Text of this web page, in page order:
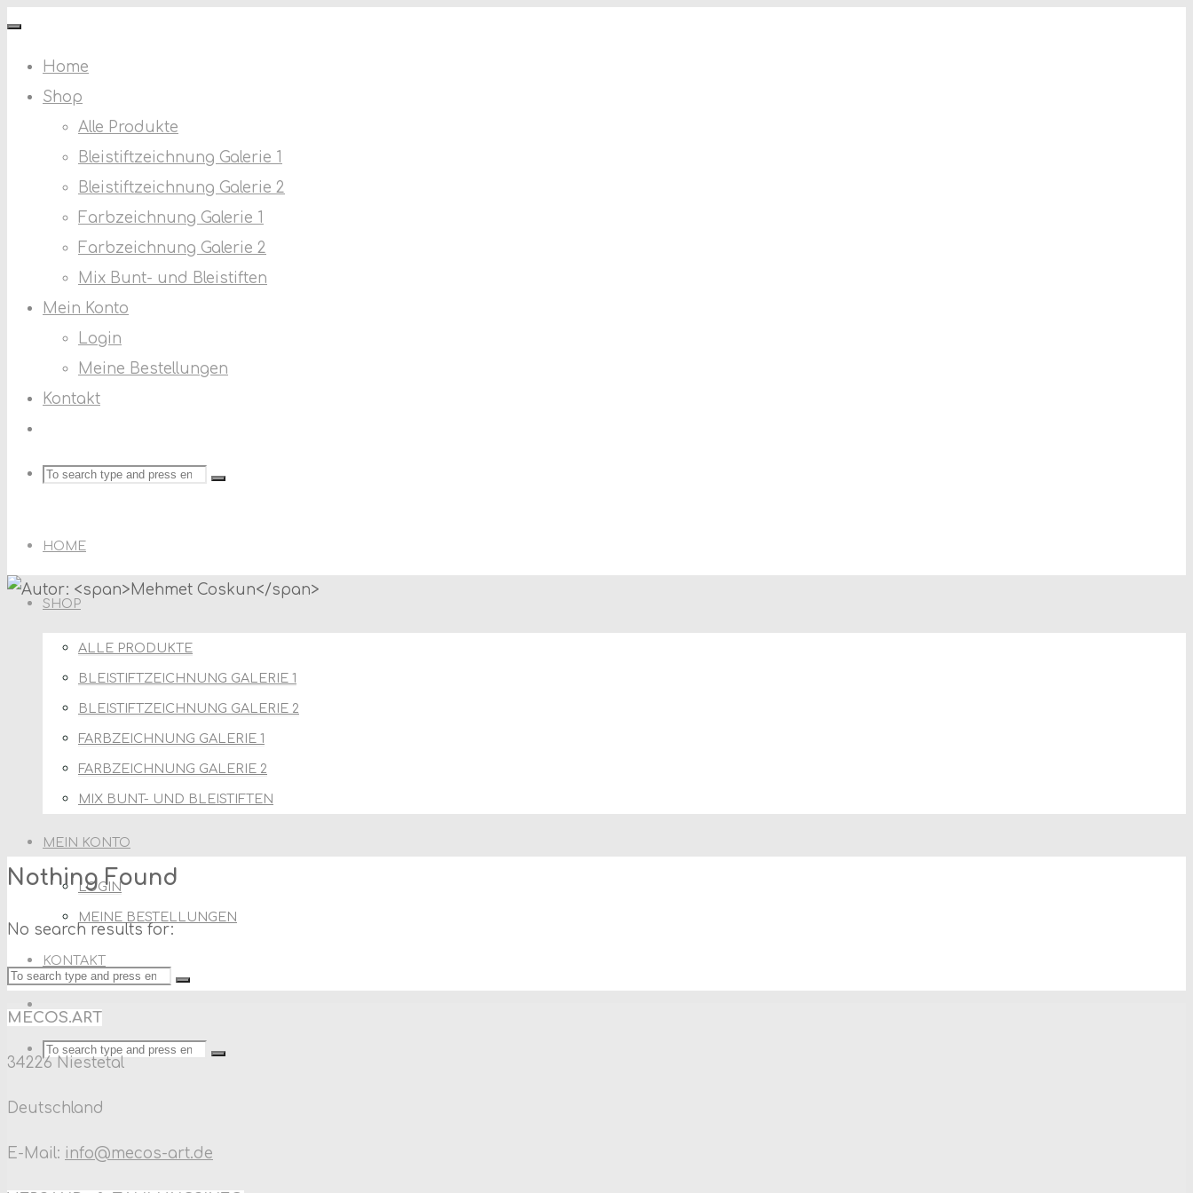
Skip
MECOS.ART
Home
Shop
Alle Produkte
Bleistiftzeichnung Galerie 1
Bleistiftzeichnung Galerie 2
Farbzeichnung Galerie 1
Farbzeichnung Galerie 2
Mix Bunt- und Bleistiften
Mein Konto
Login
Meine Bestellungen
Kontakt
Search
Search
Search
HOME
SHOP
ALLE PRODUKTE
BLEISTIFTZEICHNUNG GALERIE 1
BLEISTIFTZEICHNUNG GALERIE 2
FARBZEICHNUNG GALERIE 1
FARBZEICHNUNG GALERIE 2
MIX BUNT- UND BLEISTIFTEN
MEIN KONTO
LOGIN
MEINE BESTELLUNGEN
KONTAKT
SEARCH
Search
for:
Search
Nothing Found
No search results for:
Search
for:
Search
MECOS.ART
34226 Niestetal
Deutschland
E-Mail: info@mecos-art.de